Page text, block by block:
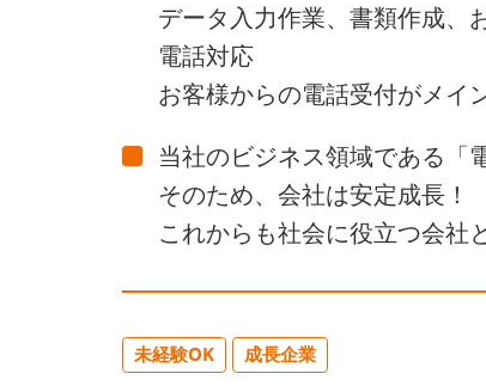
データ入力作業、書類作成、
電話対応
お客様からの電話受付がメイ
当社のビジネス領域である「
そのため、会社は安定成長！
これからも社会に役立つ会社
未経験OK 成長企業